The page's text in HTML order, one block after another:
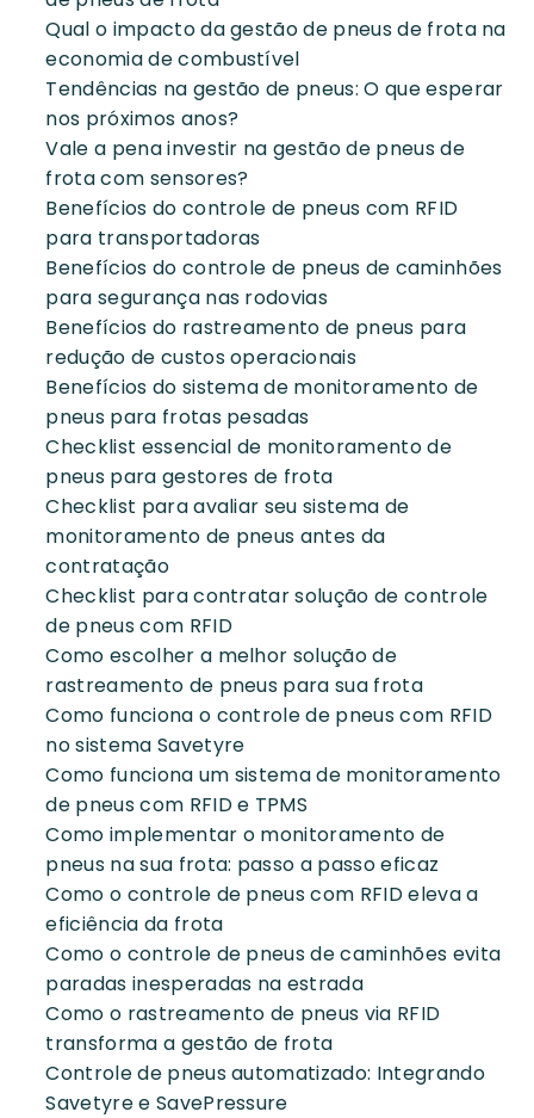
Qual o impacto da gestão de pneus de frota na
economia de combustível
Tendências na gestão de pneus: O que esperar
nos próximos anos?
Vale a pena investir na gestão de pneus de
frota com sensores?
Benefícios do controle de pneus com RFID
para transportadoras
Benefícios do controle de pneus de caminhões
para segurança nas rodovias
Benefícios do rastreamento de pneus para
redução de custos operacionais
Benefícios do sistema de monitoramento de
pneus para frotas pesadas
Checklist essencial de monitoramento de
pneus para gestores de frota
Checklist para avaliar seu sistema de
monitoramento de pneus antes da
contratação
Checklist para contratar solução de controle
de pneus com RFID
Como escolher a melhor solução de
rastreamento de pneus para sua frota
Como funciona o controle de pneus com RFID
no sistema Savetyre
Como funciona um sistema de monitoramento
de pneus com RFID e TPMS
Como implementar o monitoramento de
pneus na sua frota: passo a passo eficaz
Como o controle de pneus com RFID eleva a
eficiência da frota
Como o controle de pneus de caminhões evita
paradas inesperadas na estrada
Como o rastreamento de pneus via RFID
transforma a gestão de frota
Controle de pneus automatizado: Integrando
Savetyre e SavePressure